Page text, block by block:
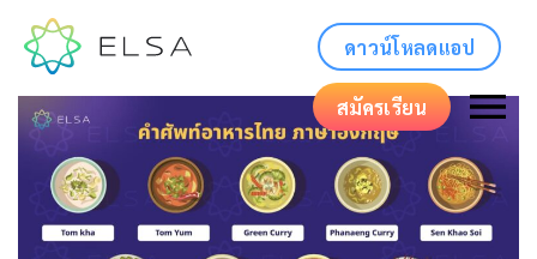
ดาวน์โหลดแอป
สมัครเรียน